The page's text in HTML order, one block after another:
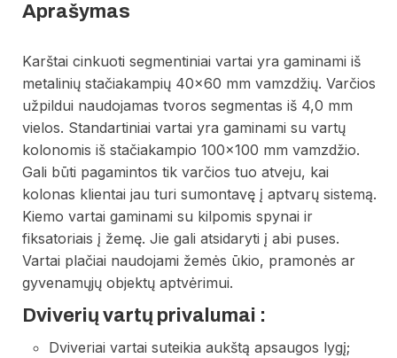
Aprašymas
Karštai cinkuoti segmentiniai vartai yra gaminami iš
metalinių stačiakampių 40×60 mm vamzdžių. Varčios
užpildui naudojamas tvoros segmentas iš 4,0 mm
vielos. Standartiniai vartai yra gaminami su vartų
kolonomis iš stačiakampio 100×100 mm vamzdžio.
Gali būti pagamintos tik varčios tuo atveju, kai
kolonas klientai jau turi sumontavę į aptvarų sistemą.
Kiemo vartai gaminami su kilpomis spynai ir
fiksatoriais į žemę. Jie gali atsidaryti į abi puses.
Vartai plačiai naudojami žemės ūkio, pramonės ar
gyvenamųjų objektų aptvėrimui.
Dviverių vartų privalumai :
Dviveriai vartai suteikia aukštą apsaugos lygį;